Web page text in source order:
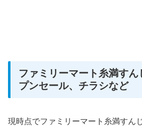
ファミリーマート糸満すん
プンセール、チラシなど
現時点でファミリーマート糸満すん